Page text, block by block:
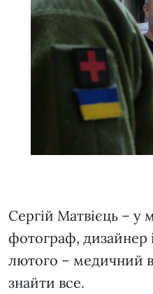
Сергій Матвієць – у
фотограф, дизайнер
лютого – медичний
знайти все.